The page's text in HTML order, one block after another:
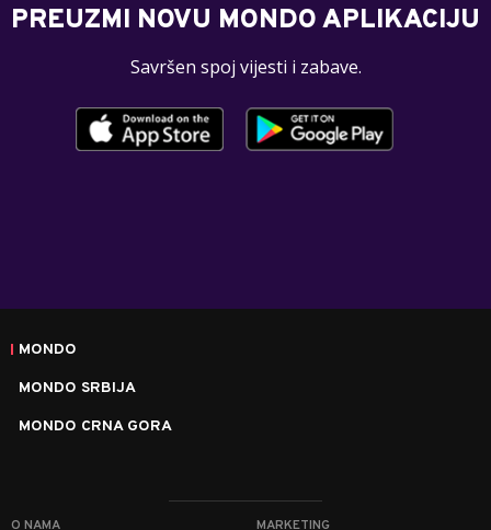
PREUZMI NOVU MONDO APLIKACIJU
Savršen spoj vijesti i zabave.
MONDO
MONDO SRBIJA
MONDO CRNA GORA
O NAMA MARKETING